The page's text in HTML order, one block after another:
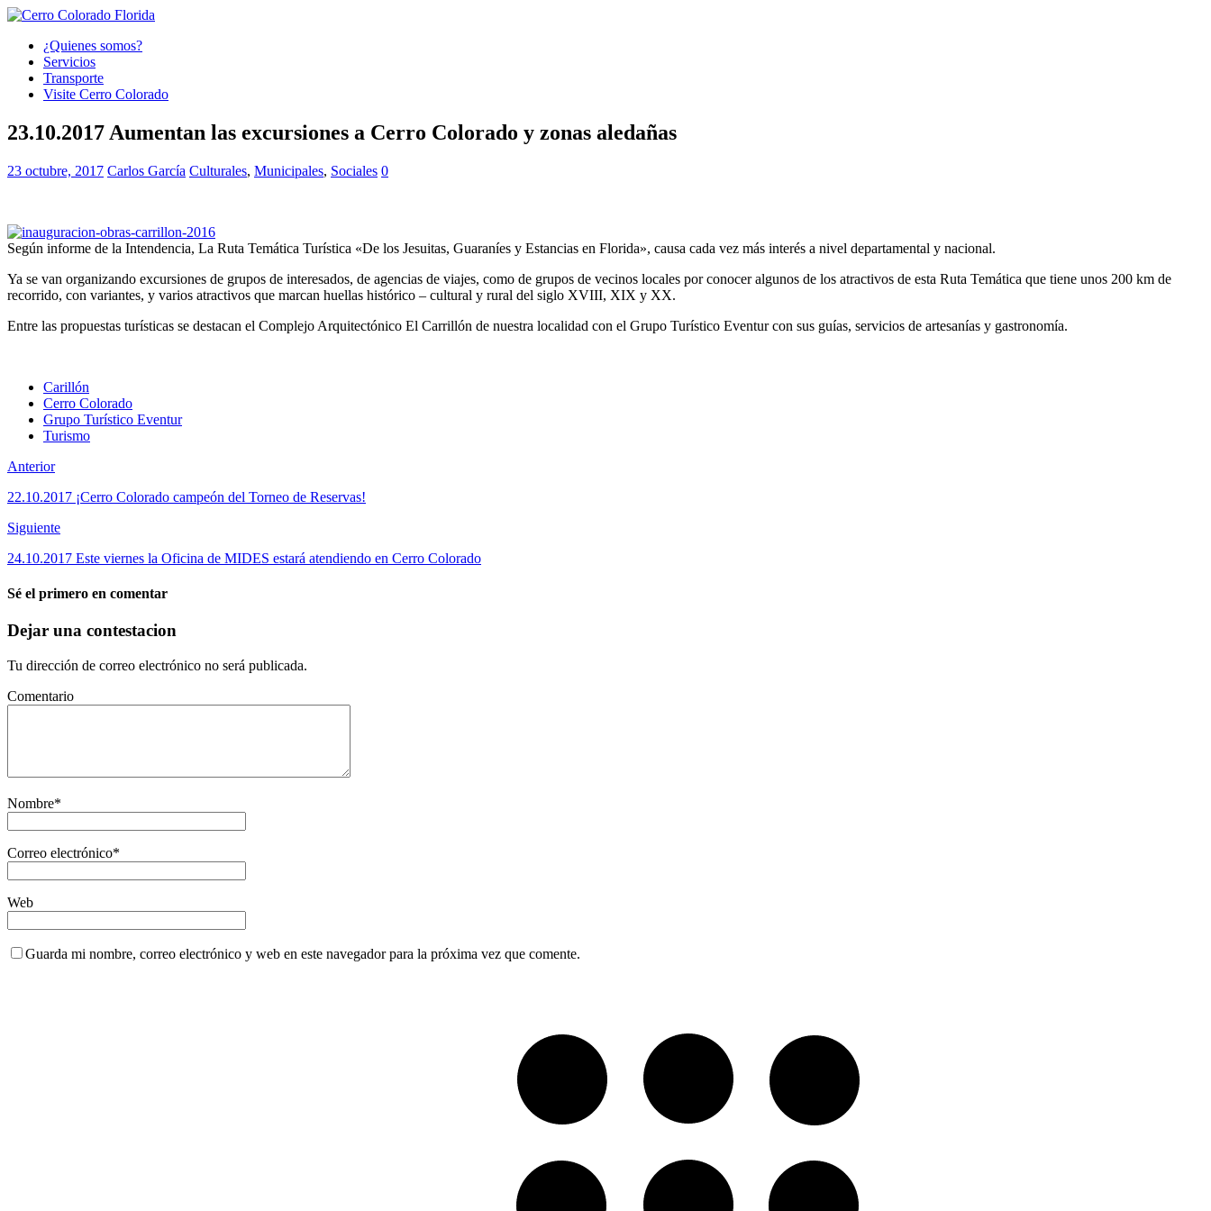
¿Quienes somos?
Servicios
Transporte
Visite Cerro Colorado
23.10.2017 Aumentan las excursiones a Cerro Colorado y zonas aledañas
23 octubre, 2017 Carlos García Culturales, Municipales, Sociales 0
Según informe de la Intendencia, La Ruta Temática Turística «De los Jesuitas, Guaraníes y Estancias en Florida», causa cada vez más interés a nivel departamental y nacional.
Ya se van organizando excursiones de grupos de interesados, de agencias de viajes, como de grupos de vecinos locales por conocer algunos de los atractivos de esta Ruta Temática que tiene unos 200 km de
recorrido, con variantes, y varios atractivos que marcan huellas histórico – cultural y rural del siglo XVIII, XIX y XX.
Entre las propuestas turísticas se destacan el Complejo Arquitectónico El Carrillón de nuestra localidad con el Grupo Turístico Eventur con sus guías, servicios de artesanías y gastronomía.
Carillón
Cerro Colorado
Grupo Turístico Eventur
Turismo
Anterior
22.10.2017 ¡Cerro Colorado campeón del Torneo de Reservas!
Siguiente
24.10.2017 Este viernes la Oficina de MIDES estará atendiendo en Cerro Colorado
Sé el primero en comentar
Dejar una contestacion
Tu dirección de correo electrónico no será publicada.
Comentario
Nombre*
Correo electrónico*
Web
Guarda mi nombre, correo electrónico y web en este navegador para la próxima vez que comente.